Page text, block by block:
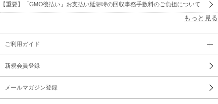
【重要】「GMO後払い」お支払い延滞時の回収事務手数料のご負担について
もっと見る
ご利用ガイド
新規会員登録
メールマガジン登録